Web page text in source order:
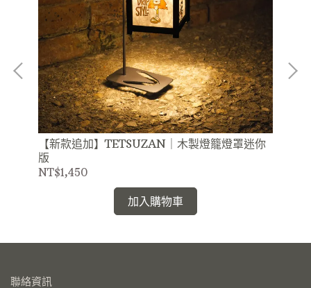
【新款追加】TETSUZAN｜木製燈籠燈罩迷你
版
NT$1,450
加入購物車
聯絡資訊